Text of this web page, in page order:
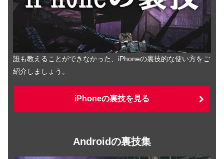
誰も教えることができなかった、iPhoneの裏技的な使い方をご
紹介しましょう。
iPhoneの裏技を見る
Androidの裏技集